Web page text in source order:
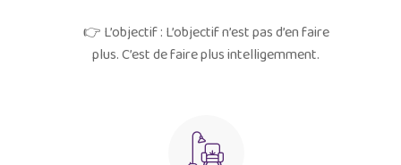
👉 L’objectif : L’objectif n’est pas d’en faire
plus. C’est de faire plus intelligemment.